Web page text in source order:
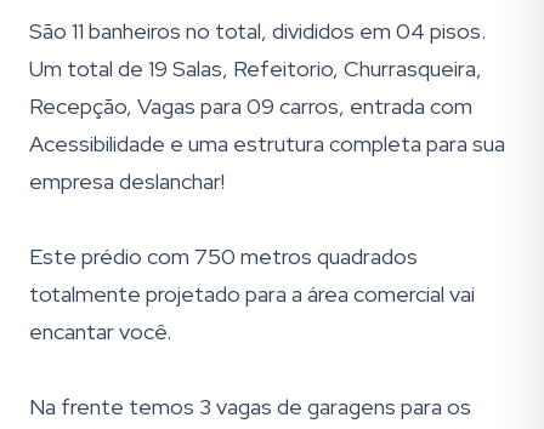
São 11 banheiros no total, divididos em 04 pisos.
Um total de 19 Salas, Refeitorio, Churrasqueira,
Recepção, Vagas para 09 carros, entrada com
Acessibilidade e uma estrutura completa para sua
empresa deslanchar!
Este prédio com 750 metros quadrados
totalmente projetado para a área comercial vai
encantar você.
Na frente temos 3 vagas de garagens para os